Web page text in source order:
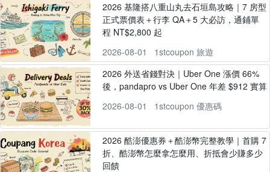
2026 基隆搭八重山丸去石垣島攻略｜7 房型
正式票價表＋行李 QA＋5 大必訪，通鋪單
程 NT$2,800 起
2026-08-01
1stcoupon 旅遊
2026 外送省錢對決｜Uber One 漲價 66%
後，pandapro vs Uber One 年差 $912 實算
2026-08-01
1stcoupon 優惠碼
2026 酷澎優惠券＋酷澎幣完整教學｜首購 7
折、酷澎幣怎麼拿怎麼用、折抵會少賺多少
回饋